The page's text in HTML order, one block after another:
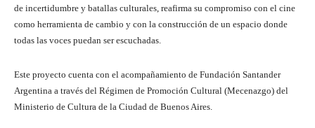
de incertidumbre y batallas culturales, reafirma su compromiso con el cine
como herramienta de cambio y con la construcción de un espacio donde
todas las voces puedan ser escuchadas.
Este proyecto cuenta con el acompañamiento de Fundación Santander
Argentina a través del Régimen de Promoción Cultural (Mecenazgo) del
Ministerio de Cultura de la Ciudad de Buenos Aires.